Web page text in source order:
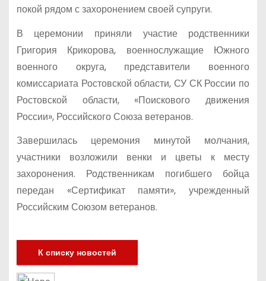
покой рядом с захоронением своей супруги.
В церемонии приняли участие родственники
Григория Крикорова, военнослужащие Южного
военного округа, представители военного
комиссариата Ростовской области, СУ СК России по
Ростовской области, «Поискового движения
России», Российского Союза ветеранов.
Завершилась церемония минутой молчания,
участники возложили венки и цветы к месту
захоронения. Родственникам погибшего бойца
передан «Сертификат памяти», учрежденный
Российским Союзом ветеранов.
К списку новостей